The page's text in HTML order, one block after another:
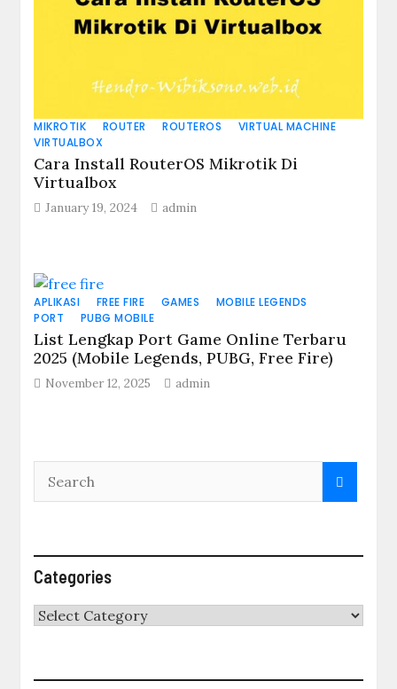
MIKROTIK ROUTER ROUTEROS
VIRTUAL MACHINE
VIRTUALBOX
Cara Install RouterOS Mikrotik Di
Virtualbox
January 19, 2024 admin
APLIKASI FREE FIRE GAMES
MOBILE LEGENDS
PORT
PUBG MOBILE
List Lengkap Port Game Online Terbaru
2025 (Mobile Legends, PUBG, Free Fire)
November 12, 2025 admin
Categories
Categories